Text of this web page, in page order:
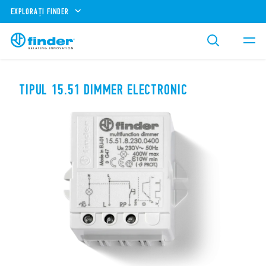
EXPLORAȚI FINDER
TIPUL 15.51 DIMMER ELECTRONIC